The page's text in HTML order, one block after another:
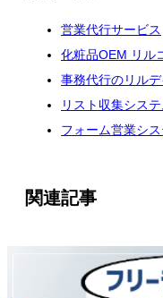
営業代行サービス
化粧品OEM リル
事務代行のリル
リスト収集システ
フォーム営業シ
関連記事